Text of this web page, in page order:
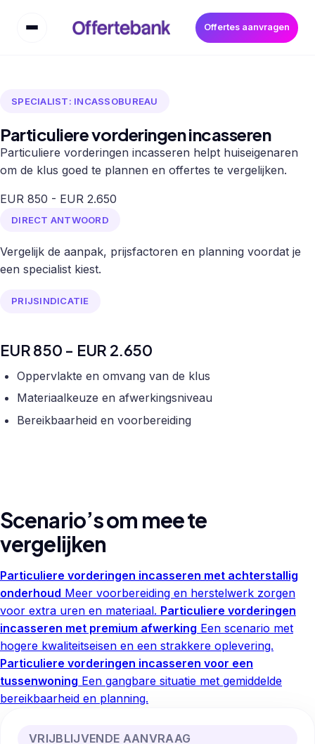
Offertes aanvragen
SPECIALIST: INCASSOBUREAU
Particuliere vorderingen incasseren
Particuliere vorderingen incasseren helpt huiseigenaren
om de klus goed te plannen en offertes te vergelijken.
EUR 850 - EUR 2.650
DIRECT ANTWOORD
Vergelijk de aanpak, prijsfactoren en planning voordat je
een specialist kiest.
PRIJSINDICATIE
EUR 850 - EUR 2.650
Oppervlakte en omvang van de klus
Materiaalkeuze en afwerkingsniveau
Bereikbaarheid en voorbereiding
Scenario’s om mee te
vergelijken
Particuliere vorderingen incasseren met achterstallig
onderhoud Meer voorbereiding en herstelwerk zorgen
voor extra uren en materiaal. Particuliere vorderingen
incasseren met premium afwerking Een scenario met
hogere kwaliteitseisen en een strakkere oplevering.
Particuliere vorderingen incasseren voor een
tussenwoning Een gangbare situatie met gemiddelde
bereikbaarheid en planning.
VRIJBLIJVENDE AANVRAAG